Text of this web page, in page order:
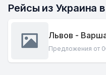
Рейсы из Украина
Львов -
Предложения от